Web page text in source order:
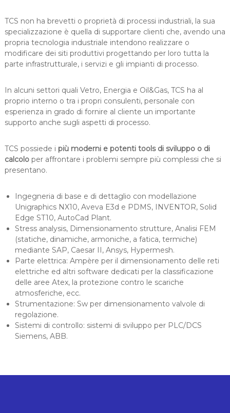
TCS non ha brevetti o proprietà di processi industriali, la sua
specializzazione è quella di supportare clienti che, avendo una
propria tecnologia industriale intendono realizzare o
modificare dei siti produttivi progettando per loro tutta la
parte infrastrutturale, i servizi e gli impianti di processo.
In alcuni settori quali Vetro, Energia e Oil&Gas, TCS ha al
proprio interno o tra i propri consulenti, personale con
esperienza in grado di fornire al cliente un importante
supporto anche sugli aspetti di processo.
TCS possiede i più moderni e potenti tools di sviluppo o di
calcoloper affrontare i problemi sempre più complessi che si
presentano.
Ingegneria di base e di dettaglio con modellazione
Unigraphics NX10, Aveva E3d e PDMS, INVENTOR, Solid
Edge ST10, AutoCad Plant.
Stress analysis, Dimensionamento strutture, Analisi FEM
(statiche, dinamiche, armoniche, a fatica, termiche)
mediante SAP, Caesar II, Ansys, Hypermesh.
Parte elettrica: Ampère per il dimensionamento delle reti
elettriche ed altri software dedicati per la classificazione
delle aree Atex, la protezione contro le scariche
atmosferiche, ecc.
Strumentazione: Sw per dimensionamento valvole di
regolazione.
Sistemi di controllo: sistemi di sviluppo per PLC/DCS
Siemens, ABB.